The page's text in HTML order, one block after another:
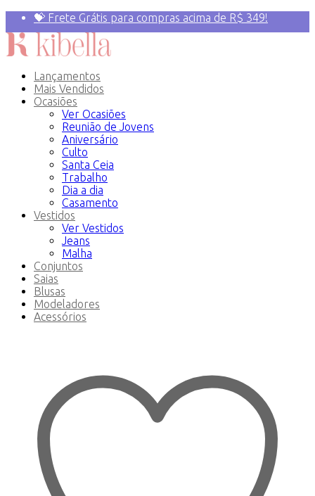
💝 Frete Grátis para compras acima de R$ 349!
Primeira compra? 10% OFF com o Cupom:
PRIMEIRAVEZ
Lançamentos
Mais Vendidos
Ocasiões
Ver Ocasiões
Reunião de Jovens
Aniversário
Culto
Santa Ceia
Trabalho
Dia a dia
Casamento
Vestidos
Ver Vestidos
Jeans
Malha
Conjuntos
Saias
Blusas
Modeladores
Acessórios